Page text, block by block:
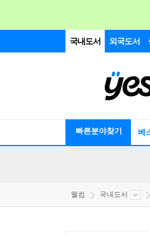
국내도서 외국도서
빠른분야찾기 베
웰컴 국내도서